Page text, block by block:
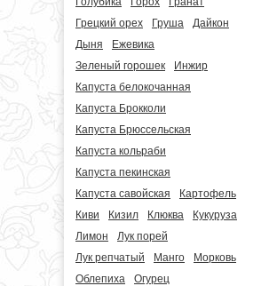
Грецкий орех
Груша
Дайкон
Дыня
Ежевика
Зеленый горошек
Инжир
Капуста белокочанная
Капуста Брокколи
Капуста Брюссельская
Капуста кольраби
Капуста пекинская
Капуста савойская
Картофель
Киви
Кизил Клюква
Кукуруза
Лимон
Лук порей
Лук репчатый
Манго
Морковь
Облепиха
Огурец